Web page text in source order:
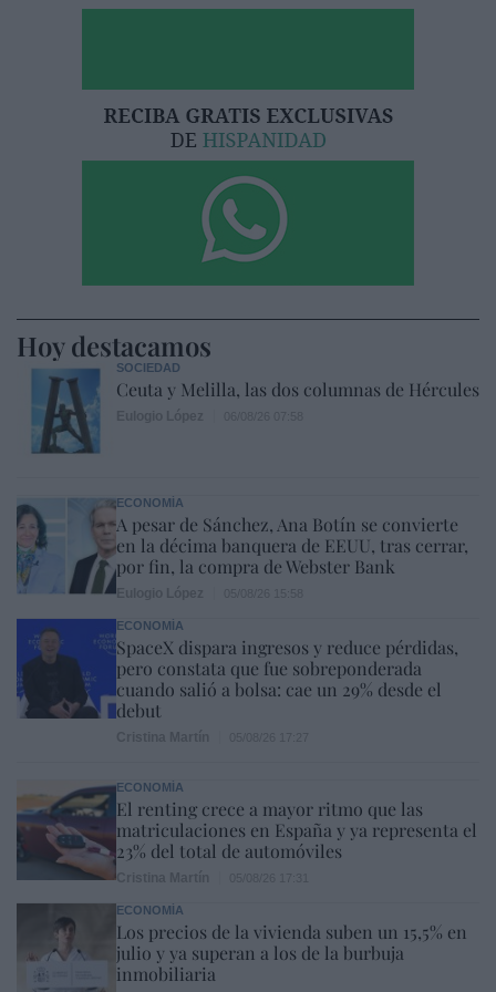
Hoy destacamos
SOCIEDAD
Ceuta y Melilla, las dos columnas de Hércules
ECONOMÍA
A pesar de Sánchez, Ana Botín se convierte
en la décima banquera de EEUU, tras cerrar,
por fin, la compra de Webster Bank
ECONOMÍA
SpaceX dispara ingresos y reduce pérdidas,
pero constata que fue sobreponderada
cuando salió a bolsa: cae un 29% desde el
debut
ECONOMÍA
El renting crece a mayor ritmo que las
matriculaciones en España y ya representa el
23% del total de automóviles
ECONOMÍA
Los precios de la vivienda suben un 15,5% en
julio y ya superan a los de la burbuja
inmobiliaria